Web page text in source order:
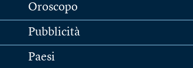
Oroscopo
Pubblicità
Paesi